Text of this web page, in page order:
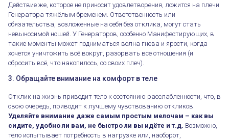
Действие же, которое не приносит удовлетворения, ложится на плечи
Генератора тяжёлым бременем. Ответственность или
обязательства, возложенные на себя без отклика, могут стать
невыносимой ношей. У Генераторов, особенно Манифестирующих, в
такие моменты может подниматься волна гнева и ярости, когда
хочется уничтожить всё вокруг, разорвать все отношения (и
сбросить всё, что накопилось, со своих плеч).
3. Обращайте внимание на комфорт в теле
Отклик на жизнь приводит тело к состоянию расслабленности, что, в
свою очередь, приводит к лучшему чувствованию откликов.
Уделяйте внимание даже самым простым мелочам – как вы
сидите, удобно ли вам, не быстро ли вы идёте и т.д. Возможно,
тело испытывает потребность в нагрузке или, наоборот,